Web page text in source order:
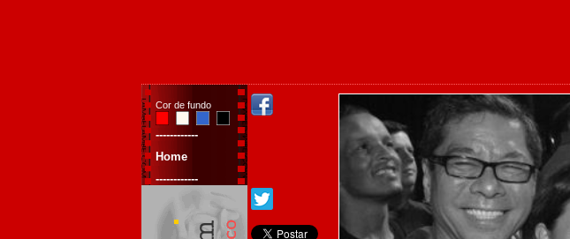
Cor de fundo
------------
Home
------------